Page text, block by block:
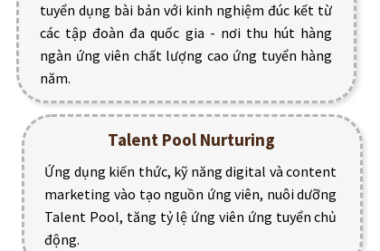
tuyển dụng bài bản với kinh nghiệm đúc kết từ
các tập đoàn đa quốc gia - nơi thu hút hàng
ngàn ứng viên chất lượng cao ứng tuyển hàng
năm.
Ứng dụng kiến thức, kỹ năng digital và content
marketing vào tạo nguồn ứng viên, nuôi dưỡng
Talent Pool, tăng tỷ lệ ứng viên ứng tuyển chủ
động.
Talent Pool Nurturing